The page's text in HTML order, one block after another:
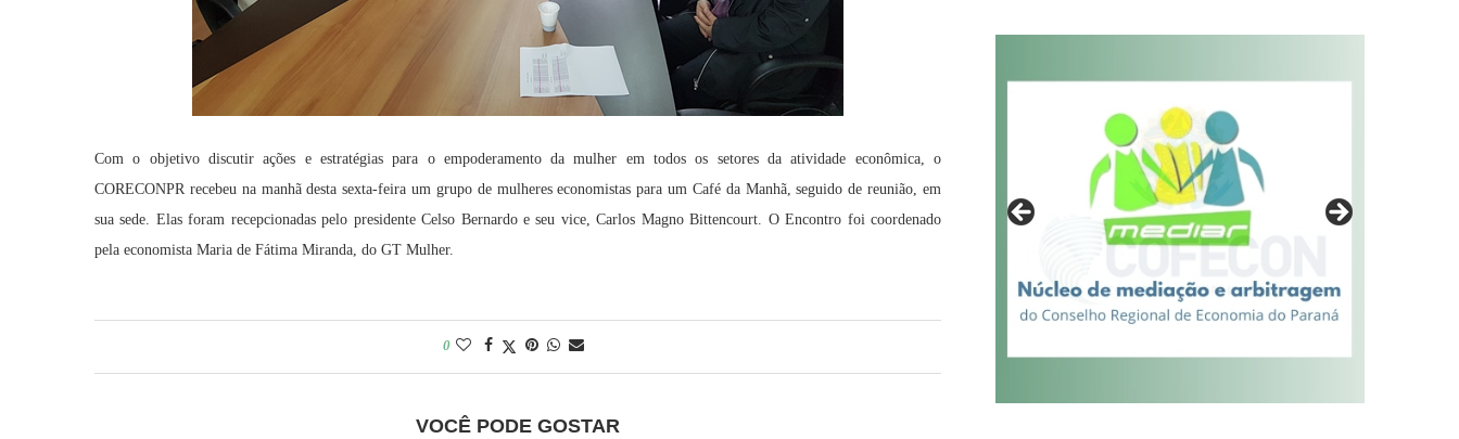
Com o objetivo discutir ações e estratégias para o empoderamento da mulher em todos os setores da atividade econômica, o
CORECONPR recebeu na manhã desta sexta-feira um grupo de mulheres economistas para um Café da Manhã, seguido de reunião, em
sua sede. Elas foram recepcionadas pelo presidente Celso Bernardo e seu vice, Carlos Magno Bittencourt. O Encontro foi coordenado
pela economista Maria de Fátima Miranda, do GT Mulher.
0
VOCÊ PODE GOSTAR